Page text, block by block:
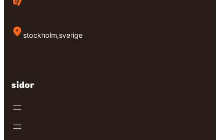
stockholm,sverige
sidor